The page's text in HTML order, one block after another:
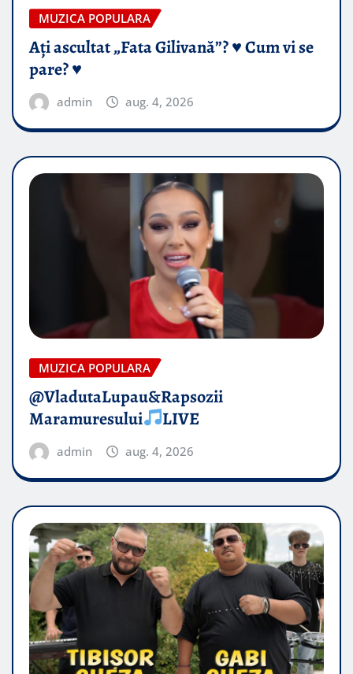
MUZICA POPULARA
Ați ascultat „Fata Gilivană”? ♥️ Cum vi se
pare? ♥️
admin aug. 4, 2026
MUZICA POPULARA
@VladutaLupau&Rapsozii
Maramuresului
LIVE
admin aug. 4, 2026